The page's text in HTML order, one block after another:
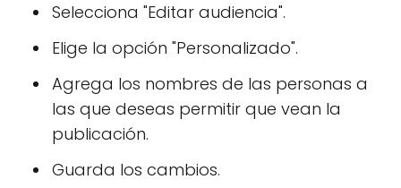
Selecciona "Editar audiencia".
Elige la opción "Personalizado".
Agrega los nombres de las personas a
las que deseas permitir que vean la
publicación.
Guarda los cambios.